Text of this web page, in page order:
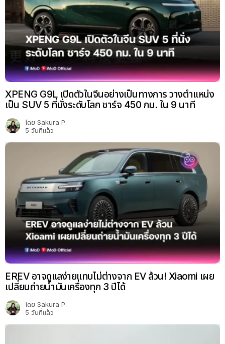
XPENG G9L เปิดตัวในจีนอย่างเป็นทางการ วางตำแหน่ง
เป็น SUV 5 ที่นั่งระดับโลก ชาร์จ 450 กม. ใน 9 นาที
โดย Sakura P.
5 วันที่แล้ว
EREV อาจดูแลง่ายแทบไม่ต่างจาก EV ล้วน! Xiaomi เผย
เปลี่ยนถ่ายน้ำมันเครื่องทุก 3 ปีได้
โดย Sakura P.
5 วันที่แล้ว